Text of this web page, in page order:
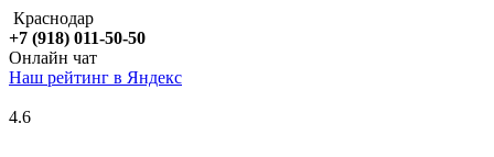
Краснодар
+7 (918) 011-50-50
Онлайн чат
Наш рейтинг в Яндекс
4.6